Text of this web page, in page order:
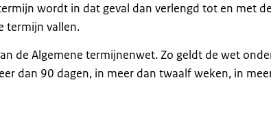
wordt in dat geval dan verlengd tot en met de
termijn vallen.
de Algemene termijnenwet. Zo geldt de wet
dan 90 dagen, in meer dan twaalf weken, in